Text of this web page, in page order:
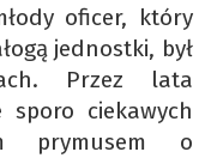
oficer, który
jednostki, był
Przez lata
sporo ciekawych
prymusem o